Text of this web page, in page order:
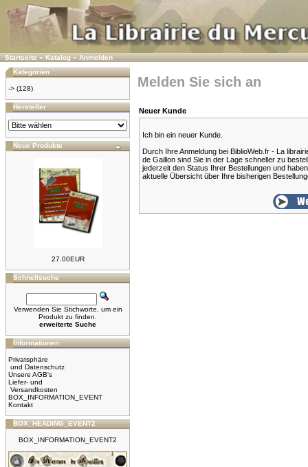
Startseite»Katalog»Anmelden
Kategorien
-> (128)
Hersteller
Neue Produkte
27.00EUR
Schnellsuche
Verwenden Sie Stichworte, um ein
Produkt zu finden.
erweiterte Suche
Informationen
Privatsphäre
und Datenschutz
Unsere AGB's
Liefer- und
Versandkosten
BOX_INFORMATION_EVENT
Kontakt
BOX_HEADING_EVENT2
BOX_INFORMATION_EVENT2
Melden Sie sich an
Neuer Kunde
Ich bin ein neuer Kunde.
Durch Ihre Anmeldung bei BiblioWeb.fr - La
de Gaillon sind Sie in der Lage schneller zu
jederzeit den Status Ihrer Bestellungen und
aktuelle Übersicht über Ihre bisherigen